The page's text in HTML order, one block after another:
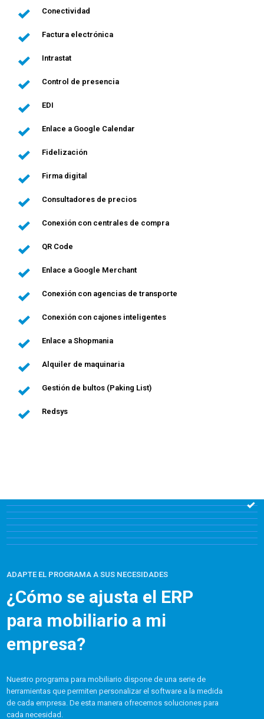
Conectividad
Factura electrónica
Intrastat
Control de presencia
EDI
Enlace a Google Calendar
Fidelización
Firma digital
Consultadores de precios
Conexión con centrales de compra
QR Code
Enlace a Google Merchant
Conexión con agencias de transporte
Conexión con cajones inteligentes
Enlace a Shopmania
Alquiler de maquinaria
Gestión de bultos (Paking List)
Redsys
ADAPTE EL PROGRAMA A SUS NECESIDADES
¿Cómo se ajusta el ERP
para mobiliario a mi
empresa?
Nuestro programa para mobiliario dispone de una serie de
herramientas que permiten personalizar el software a la medida
de cada empresa. De esta manera ofrecemos soluciones para
cada necesidad.